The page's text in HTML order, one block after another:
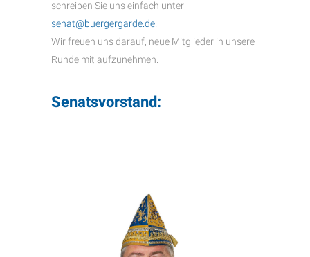
schreiben Sie uns einfach unter
senat@buergergarde.de!
Wir freuen uns darauf, neue Mitglieder in unsere
Runde mit aufzunehmen.
Senatsvorstand: